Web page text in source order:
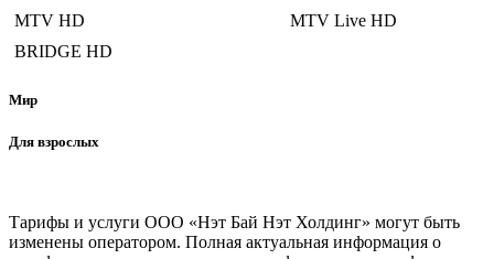
MTV HD
MTV Live HD
BRIDGE HD
Мир
Для взрослых
Тарифы и услуги ООО «Нэт Бай Нэт Холдинг» могут быть
изменены оператором. Полная актуальная информация о